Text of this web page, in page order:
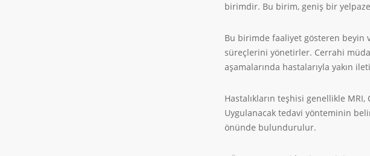
birimdir. Bu birim, geniş bir
Bu birimde faaliyet gösteren beyin
süreçlerini yönetirler. Cerrahi
aşamalarında hastalarıyla yakın
Hastalıkların teşhisi genellikle
Uygulanacak tedavi yönteminin
önünde bulundurulur.